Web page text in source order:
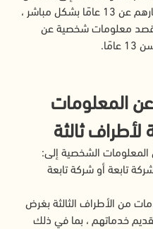
الذين تقل أعمارهم عن 13 عامًا بشكل مباشر ،
معلومات شخصية عن
المعلومات
ثالثة
الشخصية إلى:
تابعة أو شركة تابعة
من الأطراف الثالثة بغرض
خدماتهم ، بما في ذلك